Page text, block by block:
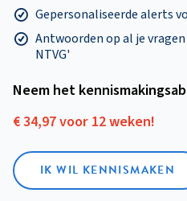
Gepersonaliseerde alerts
Antwoorden op al je
NTVG'
Neem het
€ 34,97 voor 12 weken!
IK WIL KENNISMAKEN